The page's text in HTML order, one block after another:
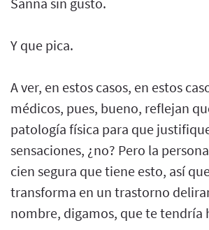
Y que pica.
A ver, en estos casos, en estos
médicos, pues, bueno, reflejan
patología física para que
sensaciones, ¿no? Pero la
cien segura que tiene esto, así
transforma en un trastorno
nombre, digamos, que te tendría